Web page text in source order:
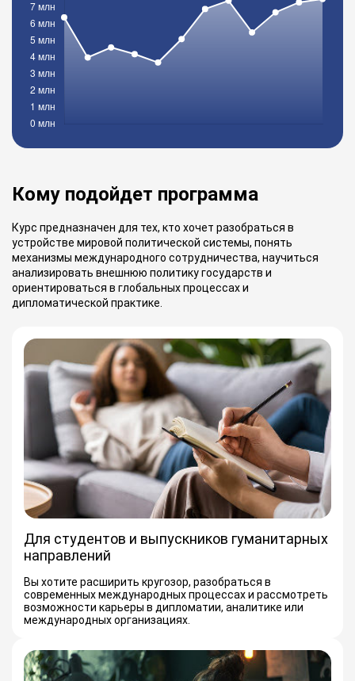
Кому подойдет программа
Курс предназначен для тех, кто хочет разобраться в
устройстве мировой политической системы, понять
механизмы международного сотрудничества, научиться
анализировать внешнюю политику государств и
ориентироваться в глобальных процессах и
дипломатической практике.
Для студентов и выпускников гуманитарных
направлений
Вы хотите расширить кругозор, разобраться в
современных международных процессах и рассмотреть
возможности карьеры в дипломатии, аналитике или
международных организациях.